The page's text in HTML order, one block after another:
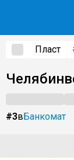
Пласт
#3вБанкомат